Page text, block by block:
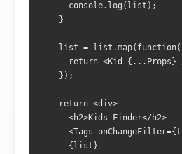
      console.log(list);
    }
list =
return <Kid {...Props}
    });
    return <div>
      <h2>Kids Finder</h2>
<Tags
      {list}